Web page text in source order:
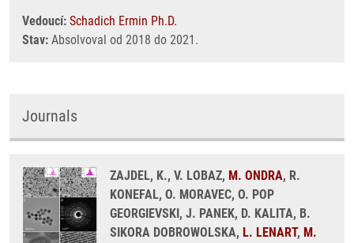
Vedoucí: Schadich Ermin Ph.D.
Stav: Absolvoval od 2018 do 2021.
Journals
ZAJDEL, K., V. LOBAZ, M. ONDRA, R.
KONEFAL, O. MORAVEC, O. POP
GEORGIEVSKI, J. PANEK, D. KALITA, B.
SIKORA DOBROWOLSKA, L. LENART, M.